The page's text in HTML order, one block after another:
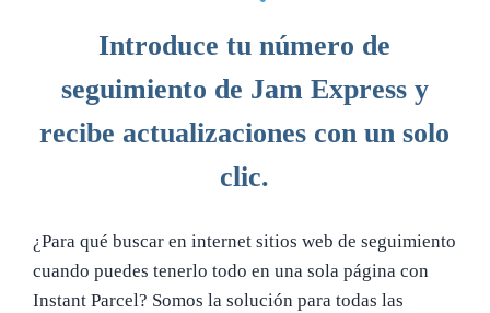
Introduce tu número de
seguimiento de Jam Express y
recibe actualizaciones con un solo
clic.
¿Para qué buscar en internet sitios web de seguimiento
cuando puedes tenerlo todo en una sola página con
Instant Parcel? Somos la solución para todas las